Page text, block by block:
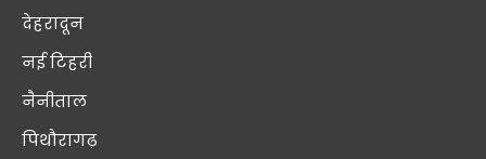
देहरादून
नई टिहरी
नैनीताल
पिथौरागढ़